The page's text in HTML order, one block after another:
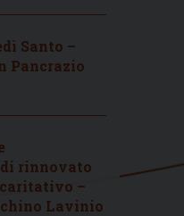
Santo –
Pancrazio
rinnovato
–
Lavinio